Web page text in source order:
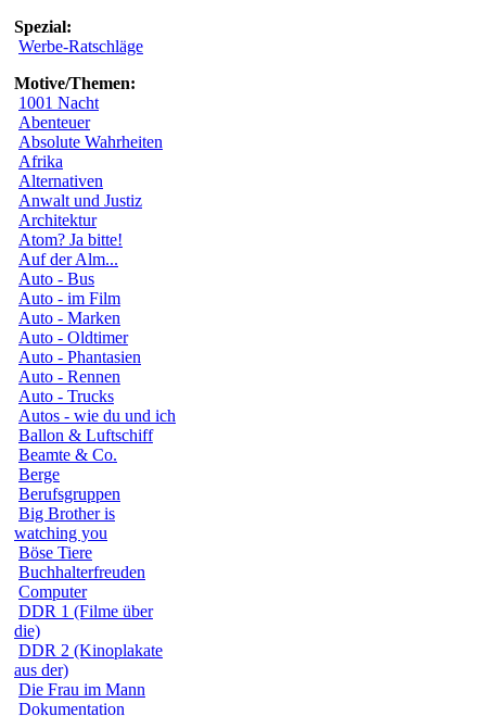
Spezial:
Werbe-Ratschläge
Motive/Themen:
1001 Nacht
Abenteuer
Absolute Wahrheiten
Afrika
Alternativen
Anwalt und Justiz
Architektur
Atom? Ja bitte!
Auf der Alm...
Auto - Bus
Auto - im Film
Auto - Marken
Auto - Oldtimer
Auto - Phantasien
Auto - Rennen
Auto - Trucks
Autos - wie du und ich
Ballon & Luftschiff
Beamte & Co.
Berge
Berufsgruppen
Big Brother is
watching you
Böse Tiere
Buchhalterfreuden
Computer
DDR 1 (Filme über
die)
DDR 2 (Kinoplakate
aus der)
Die Frau im Mann
Dokumentation